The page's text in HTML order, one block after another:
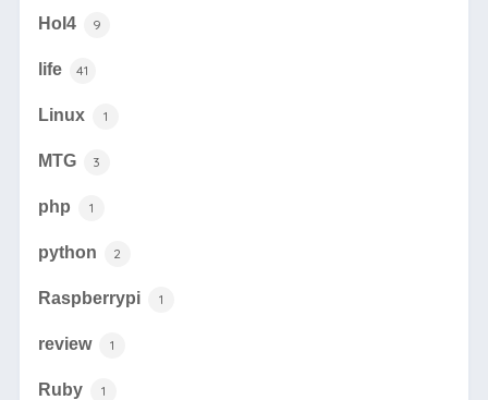
HoI4 9
life 41
Linux 1
MTG 3
php 1
python 2
Raspberrypi 1
review 1
Ruby 1